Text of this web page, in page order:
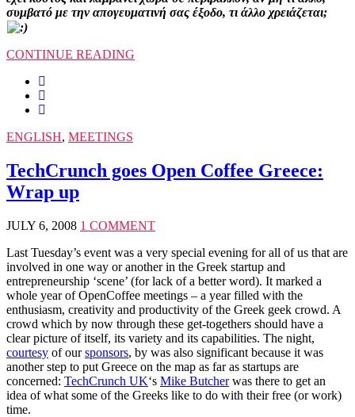
συμβατό με την απογευματινή σας έξοδο, τι άλλο χρειάζεται;
CONTINUE READING
ENGLISH, MEETINGS
TechCrunch goes Open Coffee Greece:
Wrap up
JULY 6, 2008 1 COMMENT
Last Tuesday’s event was a very special evening for all of us that are
involved in one way or another in the Greek startup and
entrepreneurship ‘scene’ (for lack of a better word). It marked a
whole year of OpenCoffee meetings – a year filled with the
enthusiasm, creativity and productivity of the Greek geek crowd. A
crowd which by now through these get-togethers should have a
clear picture of itself, its variety and its capabilities. The night,
courtesy of oursponsors, by was also significant because it was
another step to put Greece on the map as far as startups are
concerned: TechCrunch UK‘s Mike Butcherwas there to get an
idea of what some of the Greeks like to do with their free (or work)
time.